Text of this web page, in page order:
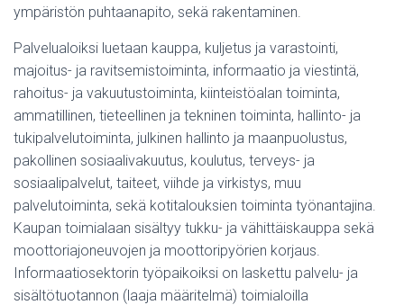
ympäristön puhtaanapito, sekä rakentaminen.
Palvelualoiksi luetaan kauppa, kuljetus ja varastointi,
majoitus- ja ravitsemistoiminta, informaatio ja viestintä,
rahoitus- ja vakuutustoiminta, kiinteistöalan toiminta,
ammatillinen, tieteellinen ja tekninen toiminta, hallinto- ja
tukipalvelutoiminta, julkinen hallinto ja maanpuolustus,
pakollinen sosiaalivakuutus, koulutus, terveys- ja
sosiaalipalvelut, taiteet, viihde ja virkistys, muu
palvelutoiminta, sekä kotitalouksien toiminta työnantajina.
Kaupan toimialaan sisältyy tukku- ja vähittäiskauppa sekä
moottoriajoneuvojen ja moottoripyörien korjaus.
Informaatiosektorin työpaikoiksi on laskettu palvelu- ja
sisältötuotannon (laaja määritelmä) toimialoilla